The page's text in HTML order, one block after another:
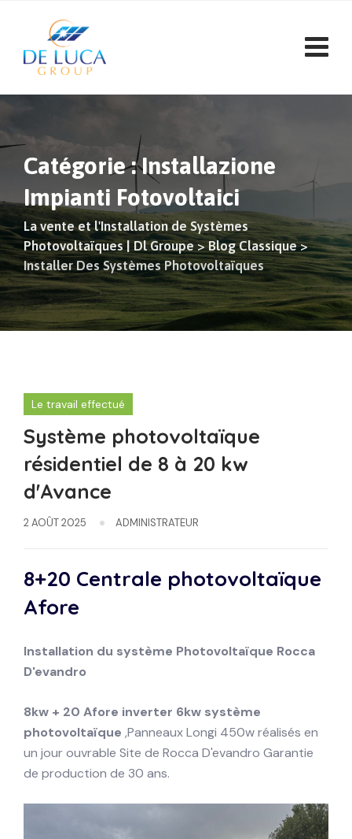
contenu
Catégorie : Installazione
Impianti Fotovoltaici
La vente et l'Installation de Systèmes
Photovoltaïques | Dl Groupe>Blog Classique>
Installer Des Systèmes Photovoltaïques
Le travail effectué
Système photovoltaïque
résidentiel de 8 à 20 kw
d'Avance
2 AOÛT 2025 ADMINISTRATEUR
8+20 Centrale photovoltaïque
Afore
Installation du système Photovoltaïque Rocca
D'evandro
8kw + 20 Afore inverter 6kw système
photovoltaïque ,Panneaux Longi 450w réalisés en
un jour ouvrable Site de Rocca D'evandro Garantie
de production de 30 ans.